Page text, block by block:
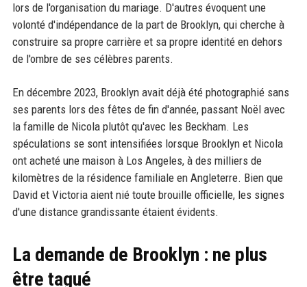
lors de l'organisation du mariage. D'autres évoquent une
volonté d'indépendance de la part de Brooklyn, qui cherche à
construire sa propre carrière et sa propre identité en dehors
de l'ombre de ses célèbres parents.
En décembre 2023, Brooklyn avait déjà été photographié sans
ses parents lors des fêtes de fin d'année, passant Noël avec
la famille de Nicola plutôt qu'avec les Beckham. Les
spéculations se sont intensifiées lorsque Brooklyn et Nicola
ont acheté une maison à Los Angeles, à des milliers de
kilomètres de la résidence familiale en Angleterre. Bien que
David et Victoria aient nié toute brouille officielle, les signes
d'une distance grandissante étaient évidents.
La demande de Brooklyn : ne plus
être tagué